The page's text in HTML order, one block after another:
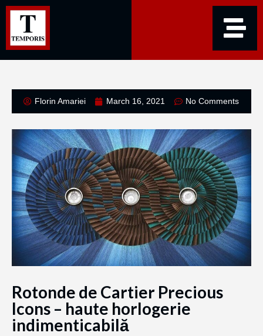
Florin Amariei March 16, 2021 No Comments
Rotonde de Cartier Precious
Icons – haute horlogerie
indimenticabilă